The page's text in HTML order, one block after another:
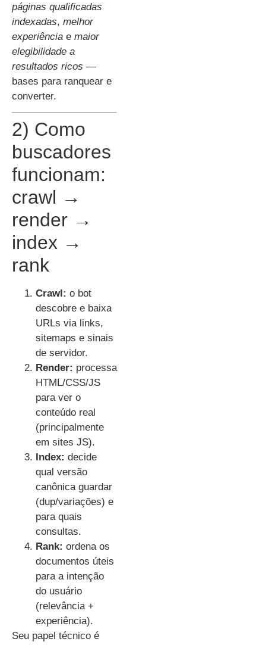
páginas qualificadas
indexadas, melhor
experiência e maior
elegibilidade a
resultados ricos —
bases para ranquear e
converter.
2) Como
buscadores
funcionam:
crawl →
render →
index →
rank
Crawl: o bot
descobre e baixa
URLs via links,
sitemaps e sinais
de servidor.
Render: processa
HTML/CSS/JS
para ver o
conteúdo real
(principalmente
em sites JS).
Index: decide
qual versão
canônica guardar
(dup/variações) e
para quais
consultas.
Rank: ordena os
documentos úteis
para a intenção
do usuário
(relevância +
experiência).
Seu papel técnico é